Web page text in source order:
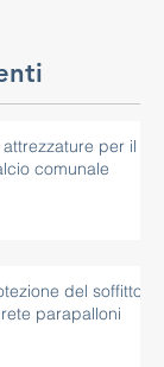
per il
comunale
del soffitto
parapalloni